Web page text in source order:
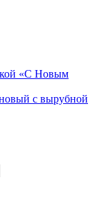
«С Новым
с вырубной